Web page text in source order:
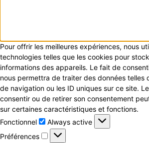
Pour offrir les meilleures expériences, nous
technologies telles que les cookies pour
informations des appareils. Le fait de
nous permettra de traiter des données telles
de navigation ou les ID uniques sur ce site.
consentir ou de retirer son consentement
sur certaines caractéristiques et fonctions.
Fonctionnel
Fonctionnel
Always active
Préférences
Préférences